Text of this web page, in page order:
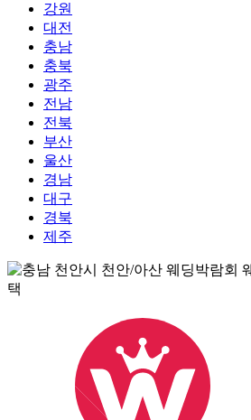
강원
대전
충남
충북
광주
전남
전북
부산
울산
경남
대구
경북
제주